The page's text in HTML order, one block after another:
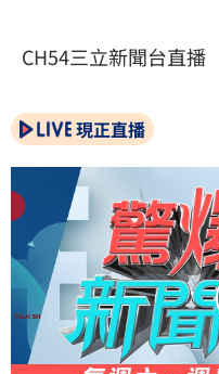
CH54三立新聞台直播
現正直播